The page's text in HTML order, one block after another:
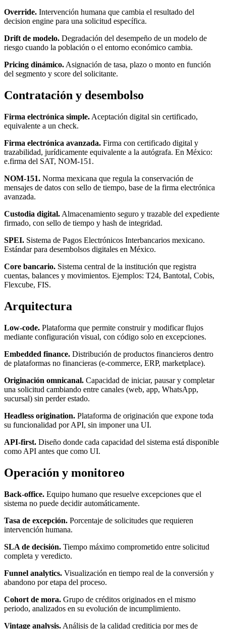
Override. Intervención humana que cambia el resultado del
decision engine para una solicitud específica.
Drift de modelo. Degradación del desempeño de un modelo de
riesgo cuando la población o el entorno económico cambia.
Pricing dinámico. Asignación de tasa, plazo o monto en función
del segmento y score del solicitante.
Contratación y desembolso
Firma electrónica simple. Aceptación digital sin certificado,
equivalente a un check.
Firma electrónica avanzada. Firma con certificado digital y
trazabilidad, jurídicamente equivalente a la autógrafa. En México:
e.firma del SAT, NOM-151.
NOM-151. Norma mexicana que regula la conservación de
mensajes de datos con sello de tiempo, base de la firma electrónica
avanzada.
Custodia digital. Almacenamiento seguro y trazable del expediente
firmado, con sello de tiempo y hash de integridad.
SPEI. Sistema de Pagos Electrónicos Interbancarios mexicano.
Estándar para desembolsos digitales en México.
Core bancario. Sistema central de la institución que registra
cuentas, balances y movimientos. Ejemplos: T24, Bantotal, Cobis,
Flexcube, FIS.
Arquitectura
Low-code. Plataforma que permite construir y modificar flujos
mediante configuración visual, con código solo en excepciones.
Embedded finance. Distribución de productos financieros dentro
de plataformas no financieras (e-commerce, ERP, marketplace).
Originación omnicanal. Capacidad de iniciar, pausar y completar
una solicitud cambiando entre canales (web, app, WhatsApp,
sucursal) sin perder estado.
Headless origination. Plataforma de originación que expone toda
su funcionalidad por API, sin imponer una UI.
API-first. Diseño donde cada capacidad del sistema está disponible
como API antes que como UI.
Operación y monitoreo
Back-office. Equipo humano que resuelve excepciones que el
sistema no puede decidir automáticamente.
Tasa de excepción. Porcentaje de solicitudes que requieren
intervención humana.
SLA de decisión. Tiempo máximo comprometido entre solicitud
completa y veredicto.
Funnel analytics. Visualización en tiempo real de la conversión y
abandono por etapa del proceso.
Cohort de mora. Grupo de créditos originados en el mismo
periodo, analizados en su evolución de incumplimiento.
Vintage analysis. Análisis de la calidad crediticia por mes de